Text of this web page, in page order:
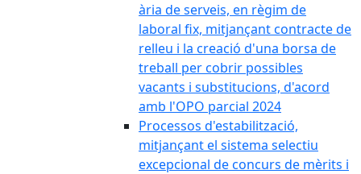
ària de serveis, en règim de
laboral fix, mitjançant contracte de
relleu i la creació d'una borsa de
treball per cobrir possibles
vacants i substitucions, d'acord
amb l'OPO parcial 2024
Processos d'estabilització,
mitjançant el sistema selectiu
excepcional de concurs de mèrits i